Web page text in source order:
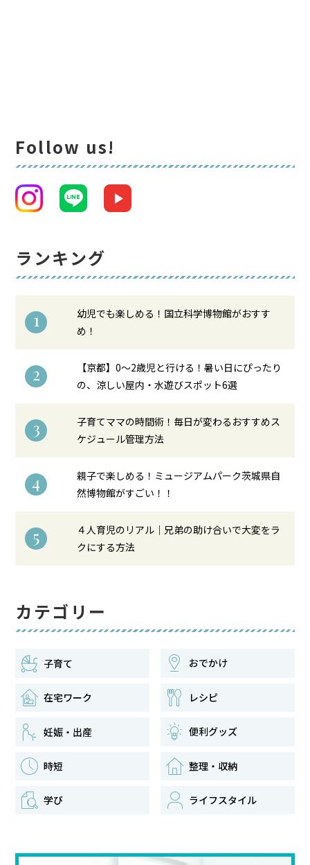
Follow us!
ランキング
1
幼児でも楽しめる！国立科学博物館がおすす
め！
2
【京都】0〜2歳児と行ける！暑い日にぴったり
の、涼しい屋内・水遊びスポット6選
3
子育てママの時間術！毎日が変わるおすすめス
ケジュール管理方法
4
親子で楽しめる！ミュージアムパーク茨城県自
然博物館がすごい！！
5
４人育児のリアル｜兄弟の助け合いで大変をラ
クにする方法
カテゴリー
子育て おでかけ
在宅ワーク レシピ
妊娠・出産 便利グッズ
時短 整理・収納
学び ライフスタイル